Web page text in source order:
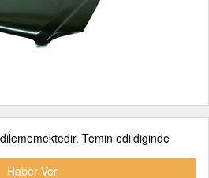
Temin edildiginde
Haber Ver